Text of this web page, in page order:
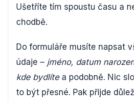
Ušetříte tím spoustu času a
chodbě.
Do formuláře musíte napsat
údaje – jméno, datum
kde bydlítea podobně. Nic
to být přesné. Pak přijde